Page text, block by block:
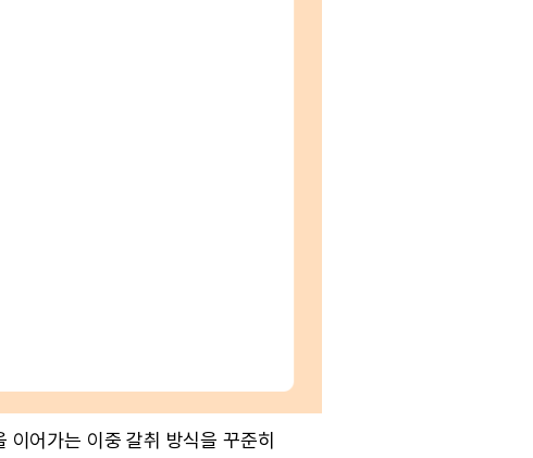
어가는 이중 갈취 방식을 꾸준히